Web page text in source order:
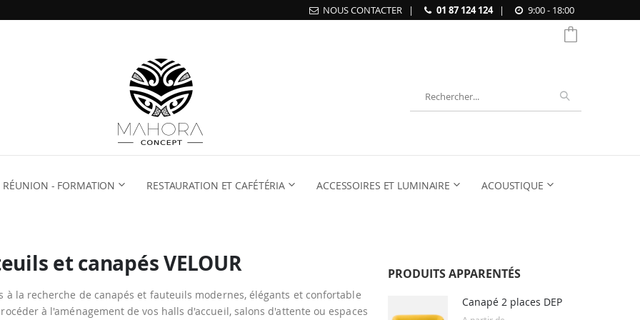
NOUS CONTACTER | 01 87 124 124 | 9:00 - 18:00
RÉUNION - FORMATION RESTAURATION ET CAFÉTÉRIA ACCESSOIRES ET LUMINAIRE ACOUSTIQUE
et canapés VELOUR
à la recherche de canapés et fauteuils modernes, élégants et confortable
à l'aménagement de vos halls d'accueil, salons d'attente ou espaces
PRODUITS APPARENTÉS
Canapé 2 places DEP